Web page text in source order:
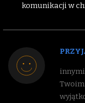
komunikacji w